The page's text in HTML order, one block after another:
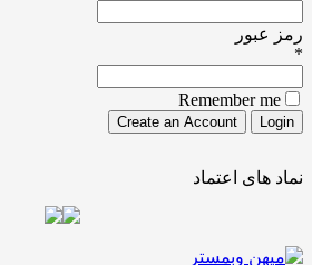
رمز عبور
*
Remember me
نماد های اعتماد